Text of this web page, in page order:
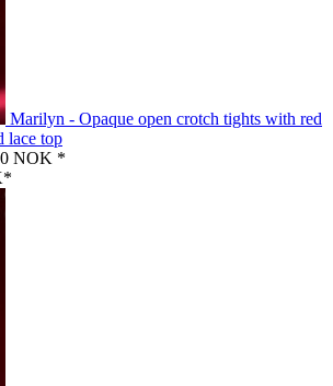
Marilyn - Opaque open crotch tights with red
lace top
NOK *